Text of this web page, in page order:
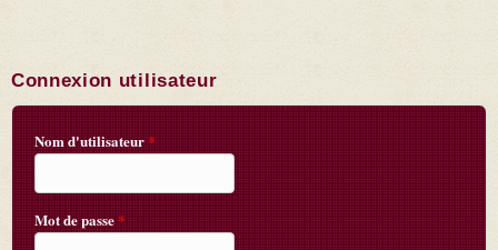
Connexion utilisateur
Nom d'utilisateur*
Mot de passe*